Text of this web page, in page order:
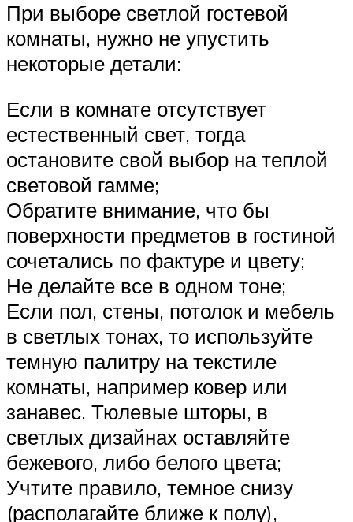
При выборе светлой гостевой
комнаты, нужно не упустить
некоторые детали:
Если в комнате отсутствует
естественный свет, тогда
остановите свой выбор на теплой
световой гамме;
Обратите внимание, что бы
поверхности предметов в гостиной
сочетались по фактуре и цвету;
Не делайте все в одном тоне;
Если пол, стены, потолок и мебель
в светлых тонах, то используйте
темную палитру на текстиле
комнаты, например ковер или
занавес. Тюлевые шторы, в
светлых дизайнах оставляйте
бежевого, либо белого цвета;
Учтите правило, темное снизу
(располагайте ближе к полу),